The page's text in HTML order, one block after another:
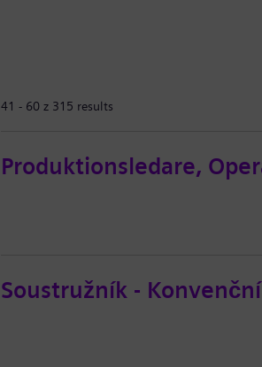
41 - 60 z 315 results
Produktionsledare,
Soustružník -